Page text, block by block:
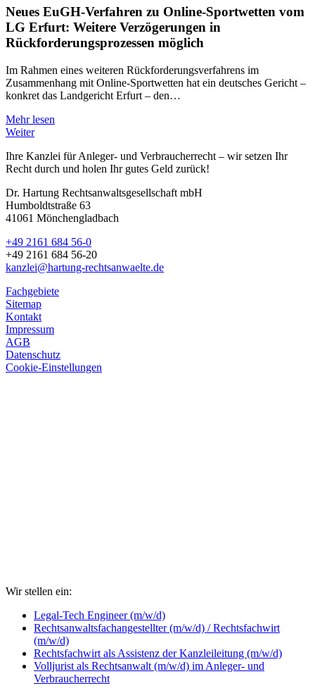
Neues EuGH-Verfahren zu Online-Sportwetten vom
LG Erfurt: Weitere Verzögerungen in
Rückforderungsprozessen möglich
Im Rahmen eines weiteren Rückforderungsverfahrens im
Zusammenhang mit Online-Sportwetten hat ein deutsches Gericht –
konkret das Landgericht Erfurt – den…
Mehr lesen
Weiter
Ihre Kanzlei für Anleger- und Verbraucherrecht – wir setzen Ihr
Recht durch und holen Ihr gutes Geld zurück!
Dr. Hartung Rechtsanwaltsgesellschaft mbH
Humboldtstraße 63
41061 Mönchengladbach
+49 2161 684 56-0
+49 2161 684 56-20
kanzlei@hartung-rechtsanwaelte.de
Fachgebiete
Sitemap
Kontakt
Impressum
AGB
Datenschutz
Cookie-Einstellungen
Wir stellen ein:
Legal-Tech Engineer (m/w/d)
Rechtsanwaltsfachangestellter (m/w/d) / Rechtsfachwirt
(m/w/d)
Rechtsfachwirt als Assistenz der Kanzleileitung (m/w/d)
Volljurist als Rechtsanwalt (m/w/d) im Anleger- und
Verbraucherrecht